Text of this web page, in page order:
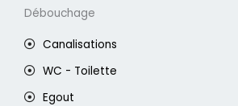
Débouchage
Canalisations
WC - Toilette
Egout